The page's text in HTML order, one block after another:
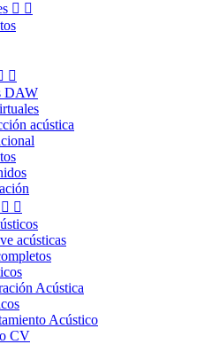
 

DAW
acústica
 
acústicas
Acústica
Acústico
CV